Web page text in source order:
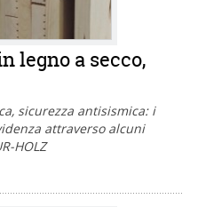
legno a secco,
sicurezza antisismica: i
attraverso alcuni
HOLZ